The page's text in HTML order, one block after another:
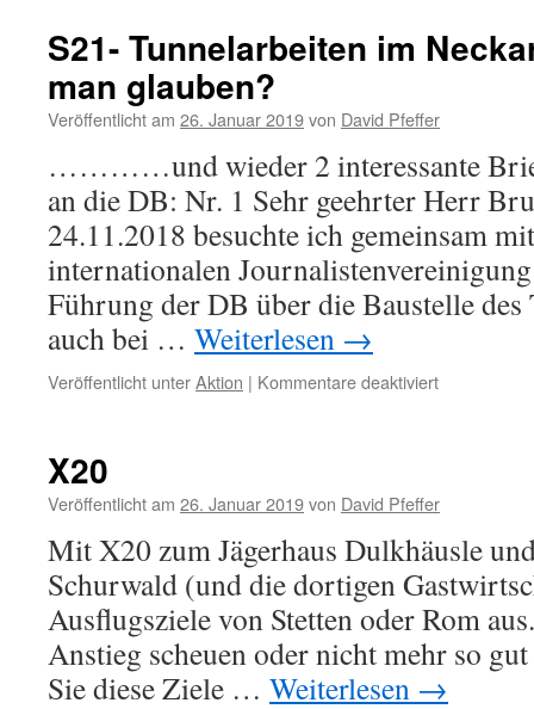
S21- Tunnelarbeiten im
man glauben?
Veröffentlicht am 26. Januar 2019von David Pfeffer
…………und wieder 2 interessante
an die DB: Nr. 1 Sehr geehrter Herr
24.11.2018 besuchte ich gemeinsam
internationalen
Führung der DB über die Baustelle
auch bei … Weiterlesen →
Veröffentlicht unterAktion | Kommentare deaktiviertfür
und
darf
glauben?
X20
Veröffentlicht am 26. Januar 2019von David Pfeffer
Mit X20 zum Jägerhaus Dulkhäusle
Schurwald (und die dortigen
Ausflugsziele von Stetten oder Rom
Anstieg scheuen oder nicht mehr so
Sie diese Ziele … Weiterlesen →